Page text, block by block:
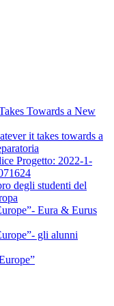
Towards a New
it takes towards a
Progetto: 2022-1-
degli studenti del
Eura & Eurus
gli alunni